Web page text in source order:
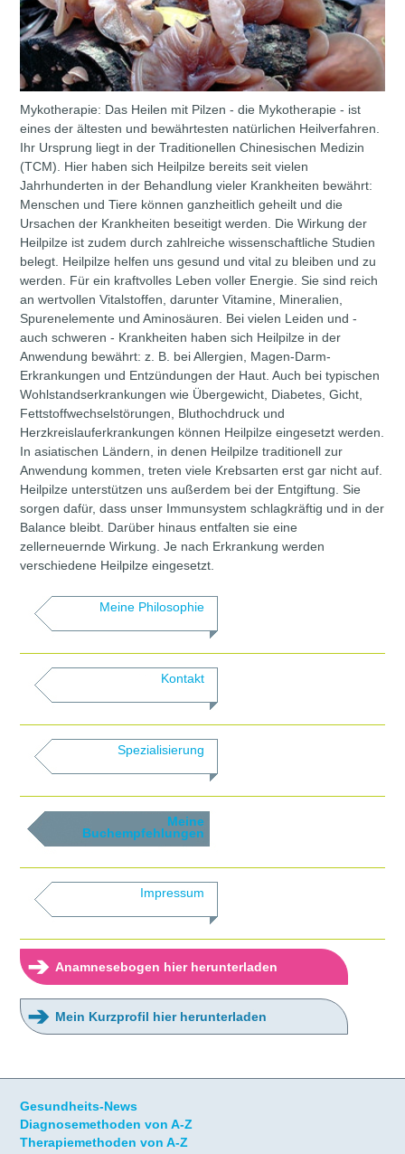
Mykotherapie: Das Heilen mit Pilzen - die Mykotherapie - ist
eines der ältesten und bewährtesten natürlichen Heilverfahren.
Ihr Ursprung liegt in der Traditionellen Chinesischen Medizin
(TCM). Hier haben sich Heilpilze bereits seit vielen
Jahrhunderten in der Behandlung vieler Krankheiten bewährt:
Menschen und Tiere können ganzheitlich geheilt und die
Ursachen der Krankheiten beseitigt werden. Die Wirkung der
Heilpilze ist zudem durch zahlreiche wissenschaftliche Studien
belegt. Heilpilze helfen uns gesund und vital zu bleiben und zu
werden. Für ein kraftvolles Leben voller Energie. Sie sind reich
an wertvollen Vitalstoffen, darunter Vitamine, Mineralien,
Spurenelemente und Aminosäuren. Bei vielen Leiden und -
auch schweren - Krankheiten haben sich Heilpilze in der
Anwendung bewährt: z. B. bei Allergien, Magen-Darm-
Erkrankungen und Entzündungen der Haut. Auch bei typischen
Wohlstandserkrankungen wie Übergewicht, Diabetes, Gicht,
Fettstoffwechselstörungen, Bluthochdruck und
Herzkreislauferkrankungen können Heilpilze eingesetzt werden.
In asiatischen Ländern, in denen Heilpilze traditionell zur
Anwendung kommen, treten viele Krebsarten erst gar nicht auf.
Heilpilze unterstützen uns außerdem bei der Entgiftung. Sie
sorgen dafür, dass unser Immunsystem schlagkräftig und in der
Balance bleibt. Darüber hinaus entfalten sie eine
zellerneuernde Wirkung. Je nach Erkrankung werden
verschiedene Heilpilze eingesetzt.
Meine Philosophie
Kontakt
Spezialisierung
Meine
Buchempfehlungen
Impressum
➔ Anamnesebogen hier herunterladen
➔ Mein Kurzprofil hier herunterladen
Gesundheits-News
Diagnosemethoden von A-Z
Therapiemethoden von A-Z